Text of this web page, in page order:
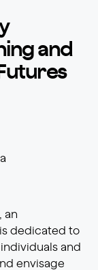
and
an
dedicated to
and
envisage